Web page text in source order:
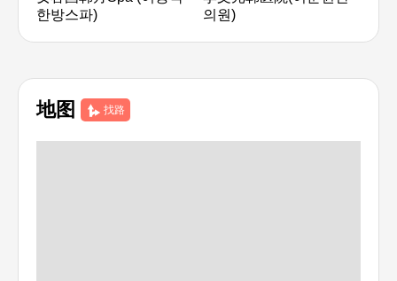
한방스파)
의원)
地图 找路